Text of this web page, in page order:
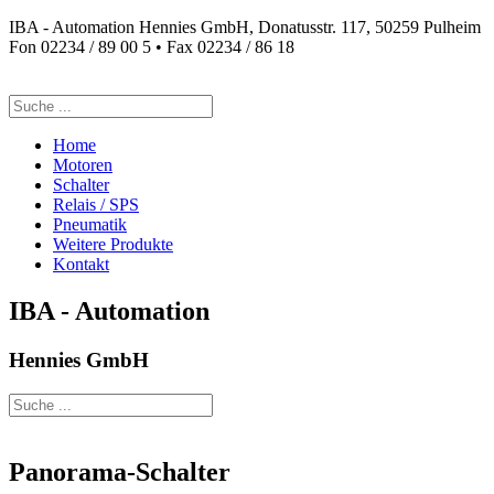
IBA - Automation Hennies GmbH, Donatusstr. 117, 50259 Pulheim
Fon 02234 / 89 00 5 • Fax 02234 / 86 18
Suchen
nach:
Home
Motoren
Schalter
Relais / SPS
Pneumatik
Weitere Produkte
Kontakt
IBA - Automation
Hennies GmbH
Suchen
nach:
Panorama-Schalter